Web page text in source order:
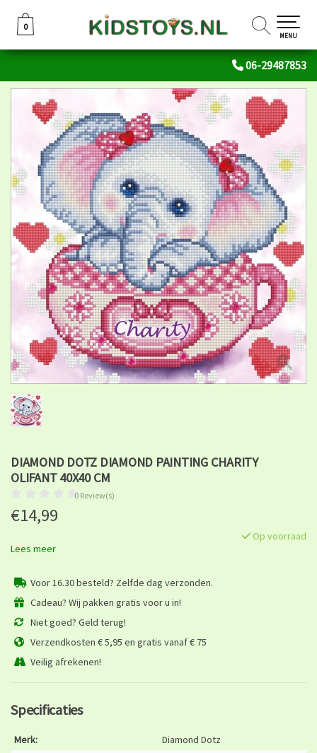
06-29487853
0
0
MENU
DIAMOND DOTZ DIAMOND PAINTING CHARITY
OLIFANT 40X40 CM
0 Review(s)
€14,99
Op voorraad
Lees meer
Voor 16.30 besteld? Zelfde dag verzonden.
Cadeau? Wij pakken gratis voor u in!
Niet goed? Geld terug!
Verzendkosten € 5,95 en gratis vanaf € 75
Veilig afrekenen!
Specificaties
Merk:
Diamond Dotz